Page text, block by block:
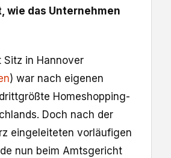
wie das Unternehmen
Sitz in Hannover
) war nach eigenen
Homeshopping-
Doch nach der
eingeleiteten vorläufigen
nun beim Amtsgericht